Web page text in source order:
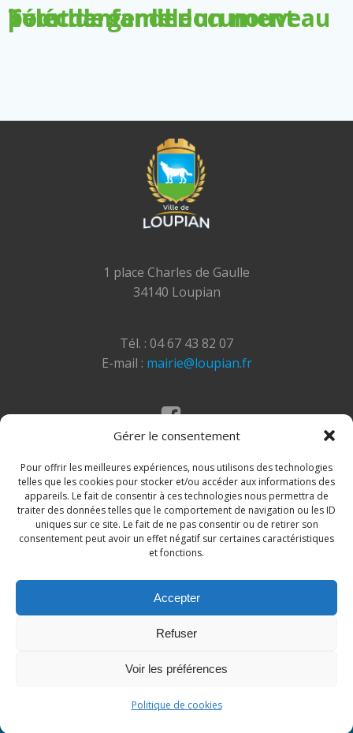
Gérer le consentement
Pour offrir les meilleures expériences, nous utilisons des technologies
telles que les cookies pour stocker et/ou accéder aux informations des
appareils. Le fait de consentir à ces technologies nous permettra de
traiter des données telles que le comportement de navigation ou les ID
uniques sur ce site. Le fait de ne pas consentir ou de retirer son
consentement peut avoir un effet négatif sur certaines caractéristiques
et fonctions.
Accepter
Refuser
Voir les préférences
Politique de cookies
Télécharger le document pour demander un nouveau livret de famille
1 place Charles de Gaulle
34140 Loupian
Tél. : 04 67 43 82 07
E-mail : mairie@loupian.fr
© 2026 Site de la commune de Loupian. Un service
proposé parComm'un Site